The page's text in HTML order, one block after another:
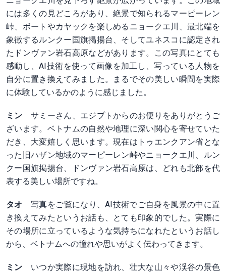
には多くの見どころがあり、絶景で知られるマーピーレン
峠、ボートやカヤックを楽しめるニョークエ川、最北端を
象徴するルンクー国旗掲揚台、そしてユネスコに認定され
たドンヴァン岩石高原などがあります。この写真にとても
感動し、AI技術を使って画像を加工し、写っている人物を
自分に置き換えてみました。まるでその美しい瞬間を実際
に体験しているかのように感じました。
ミン サミーさん、エジプトからのお便りをありがとうご
ざいます。ベトナムの自然や地理に深い関心を寄せていた
だき、大変嬉しく思います。現在はトゥエンクアン省とな
った旧ハザン地域のマーピーレン峠やニョークエ川、ルン
クー国旗掲揚台、ドンヴァン岩石高原は、どれも北部を代
表する美しい場所ですね。
タオ写真をご覧になり、AI技術でご自身を風景の中に置
き換えてみたというお話も、とても印象的でした。実際に
その場所に立っているような気持ちになれたというお話し
から、ベトナムへの憧れや思いがよく伝わってきます。
ミン いつか実際に現地を訪れ、壮大な山々や渓谷の景色